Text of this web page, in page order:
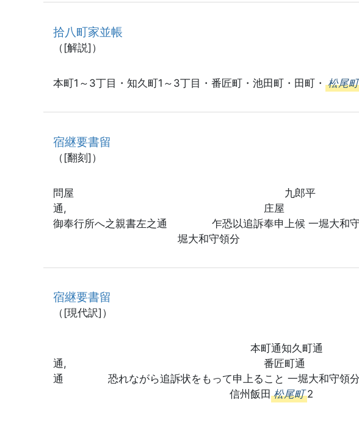
拾八町家並帳
（[解説]）
本町1～3丁目・知久町1～3丁目・番匠町・池田町・田町・ 松尾町
宿継要書留
（[翻刻]）
問屋 九郎平 番
通, 庄
御奉行所へ之親書左之通 乍恐以追訴奉申上候 一堀大和守
堀大和守領分 信州
宿継要書留
（[現代訳]）
本町通知久町通
通, 番匠町
通 恐れながら追訴状をもって申上ること 一堀大和守領分
信州飯田 松尾町 2